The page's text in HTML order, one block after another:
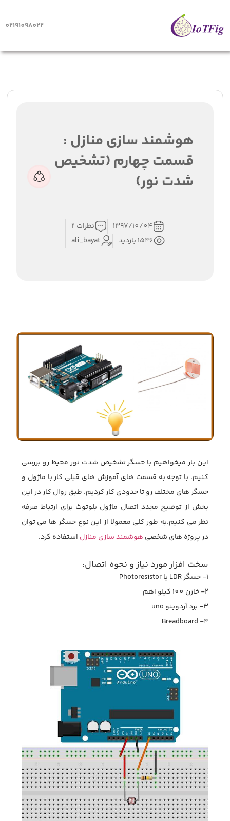
02191098022
صفحه اصلی
هوشمند سازی منازل :
قسمت چهارم (تشخیص
شدت نور)
1397/10/04
نظرات 2
1546 بازدید
ali_bayat
این بار میخواهیم با حسگر تشخیص شدت نور محیط رو بررسی
کنیم. با توجه به قسمت های آموزش های قبلی کار با ماژول و
حسگر های مختلف رو تا حدودی کار کردیم. طبق روال کار در این
بخش از توضیح مجدد اتصال ماژول بلوتوث برای ارتباط صرفه
نظر می کنیم.به طور کلی معمولا از این نوع حسگر ها می توان
در پروژه های شخصی هوشمند سازی منازل استفاده کرد.
سخت افزار مورد نیاز و نحوه اتصال:
1- حسگر LDR یا Photoresistor
2- خازن 100 کیلو اهم
3- برد آردوینو uno
4- Breadboard